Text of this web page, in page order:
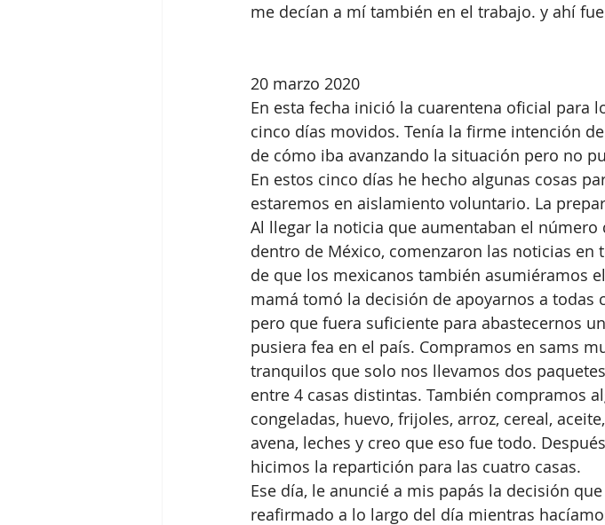
me decían a mí también en el trabajo. y ahí
20 marzo 2020
En esta fecha inició la cuarentena oficial para
cinco días movidos. Tenía la firme intención
de cómo iba avanzando la situación pero no
En estos cinco días he hecho algunas cosas
estaremos en aislamiento voluntario. La
Al llegar la noticia que aumentaban el
dentro de México, comenzaron las noticias
de que los mexicanos también asumiéramos
mamá tomó la decisión de apoyarnos a todas
pero que fuera suficiente para abastecernos
pusiera fea en el país. Compramos en sams
tranquilos que solo nos llevamos dos
entre 4 casas distintas. También compramos
congeladas, huevo, frijoles, arroz, cereal,
avena, leches y creo que eso fue todo.
hicimos la repartición para las cuatro casas.
Ese día, le anuncié a mis papás la decisión
reafirmado a lo largo del día mientras